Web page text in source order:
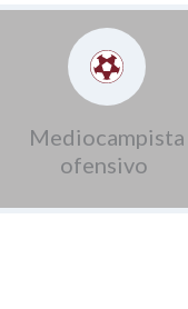
Mediocampista
ofensivo